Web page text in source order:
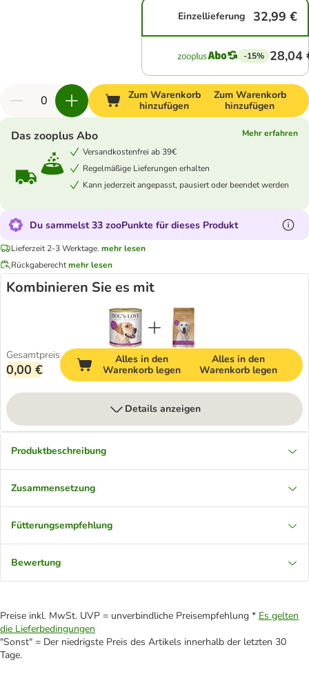
Einzellieferung 32,99 €
-15% 28,04
Zum Warenkorb
hinzufügen
Zum Warenkorb
hinzufügen
Das zooplus Abo
Mehr erfahren
Versandkostenfrei ab 39€
Regelmäßige Lieferungen erhalten
Kann jederzeit angepasst, pausiert oder beendet werden
Du sammelst 33 zooPunkte für dieses Produkt
Lieferzeit 2-3 Werktage. mehr lesen
Rückgaberechtmehr lesen
Kombinieren Sie es mit
Gesamtpreis
0,00 €
Alles in den
Warenkorb legen
Alles in den
Warenkorb legen
Details anzeigen
Produktbeschreibung
Zusammensetzung
Fütterungsempfehlung
Bewertung
Preise inkl. MwSt. UVP = unverbindliche Preisempfehlung * Es gelten
die Lieferbedingungen
"Sonst" = Der niedrigste Preis des Artikels innerhalb der letzten 30
Tage.